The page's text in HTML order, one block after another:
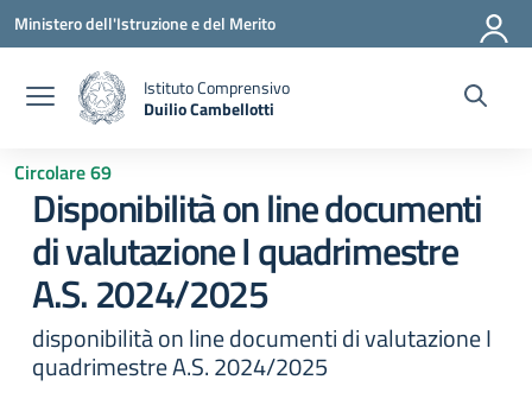
Vai ai contenuti
Vai al menu di navigazione
Vai al footer
Ministero dell'Istruzione e del Merito
Istituto Comprensivo
Duilio Cambellotti
Circolare 69
Disponibilità on line documenti
di valutazione I quadrimestre
A.S. 2024/2025
disponibilità on line documenti di valutazione I
quadrimestre A.S. 2024/2025